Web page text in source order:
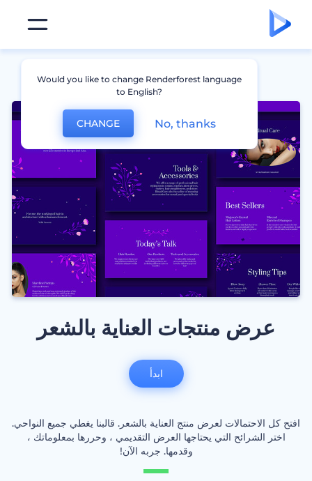
عرض منتجات العناية بالشعر
افتح كل الاحتمالات لعرض منتج العناية بالشعر. قالبنا يغطي جميع النواحي.
اختر الشرائح التي يحتاجها العرض التقديمي ، وحررها بمعلوماتك ،
وقدمها. جربه الآن!
ابدأ
Would you like to change Renderforest language
to English?
CHANGE No, thanks